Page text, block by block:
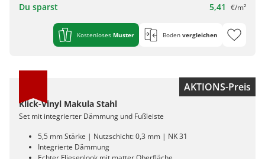
Du sparst 5,41 €/m²
Kostenloses Muster Boden vergleichen
AKTIONS-Preis
Klick-Vinyl Makula Stahl
Set mit integrierter Dämmung und Fußleiste
5,5 mm Stärke | Nutzschicht: 0,3 mm | NK 31
Integrierte Dämmung